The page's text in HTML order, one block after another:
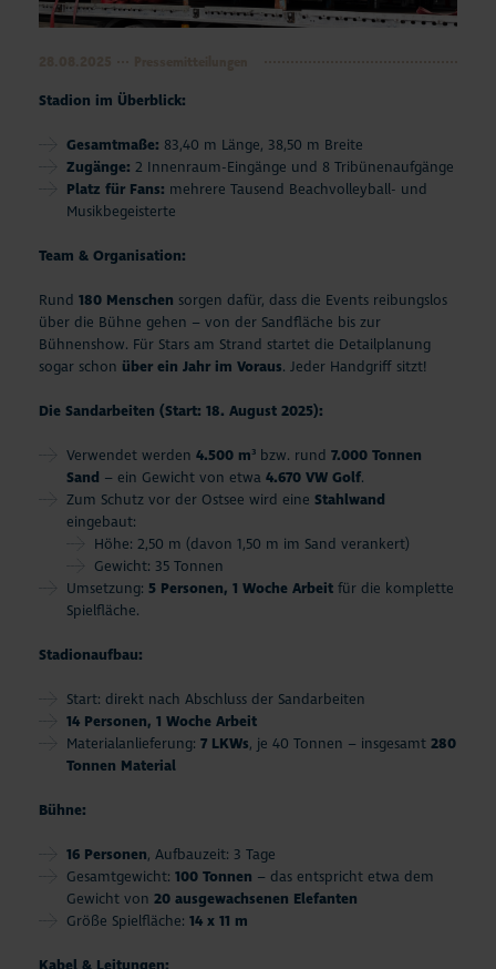
Stadion im Überblick:
Gesamtmaße: 83,40 m Länge, 38,50 m Breite
Zugänge: 2 Innenraum-Eingänge und 8 Tribünenaufgänge
Platz für Fans: mehrere Tausend Beachvolleyball- und
Musikbegeisterte
Team & Organisation:
Rund 180 Menschen sorgen dafür, dass die Events reibungslos
über die Bühne gehen – von der Sandfläche bis zur
Bühnenshow. Für Stars am Strand startet die Detailplanung
sogar schon über ein Jahr im Voraus. Jeder Handgriff sitzt!
Die Sandarbeiten (Start: 18. August 2025):
Verwendet werden 4.500 m³ bzw. rund 7.000 Tonnen
Sand – ein Gewicht von etwa 4.670 VW Golf.
Zum Schutz vor der Ostsee wird eine Stahlwand
eingebaut:
Höhe: 2,50 m (davon 1,50 m im Sand verankert)
Gewicht: 35 Tonnen
Umsetzung: 5 Personen, 1 Woche Arbeit für die komplette
Spielfläche.
Stadionaufbau:
Start: direkt nach Abschluss der Sandarbeiten
14 Personen, 1 Woche Arbeit
Materialanlieferung: 7 LKWs, je 40 Tonnen – insgesamt 280
Tonnen Material
Bühne:
16 Personen, Aufbauzeit: 3 Tage
Gesamtgewicht: 100 Tonnen – das entspricht etwa dem
Gewicht von 20 ausgewachsenen Elefanten
Größe Spielfläche: 14 x 11 m